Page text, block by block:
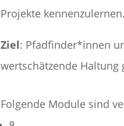
Projekte
Ziel: Pfadfinder*innen
wertschätzende
Folgende Module sind